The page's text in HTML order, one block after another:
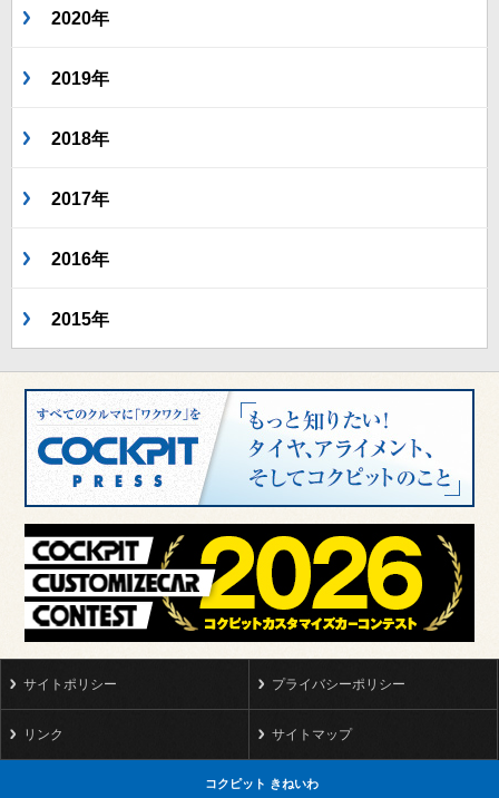
2020年
2019年
2018年
2017年
2016年
2015年
サイトポリシー プライバシーポリシー
リンク サイトマップ
コクピット きねいわ